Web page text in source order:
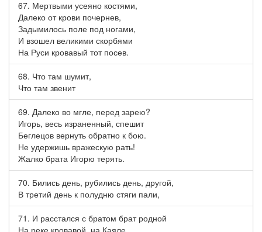
67. Мертвыми усеяно костями,
Далеко от крови почернев,
Задымилось поле под ногами,
И взошел великими скорбями
На Руси кровавый тот посев.
68. Что там шумит,
Что там звенит
69. Далеко во мгле, перед зарею?
Игорь, весь израненный, спешит
Беглецов вернуть обратно к бою.
Не удержишь вражескую рать!
Жалко брата Игорю терять.
70. Бились день, рубились день, другой,
В третий день к полудню стяги пали,
71. И расстался с братом брат родной
На реке кровавой, на Каяле.